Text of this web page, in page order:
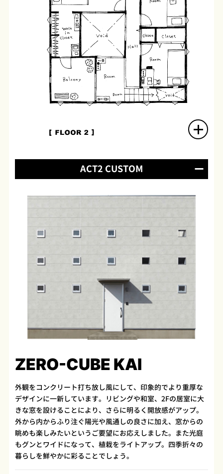
ACT2 CUSTOM
ZERO-CUBE KAI
外観をコンクリート打ち放し風にして、印象的でより重厚な
デザインに一新しています。リビングや和室、2Fの居室に大
きな窓を設けることにより、さらに明るく開放感がアップ。
外から内からふり注ぐ陽光や風通しの良さに加え、窓からの
眺めも楽しみたいというご要望にお応えしました。また光庭
もグンとワイドになって、植栽をライトアップ。四季折々の
暮らしを鮮やかに彩ることでしょう。